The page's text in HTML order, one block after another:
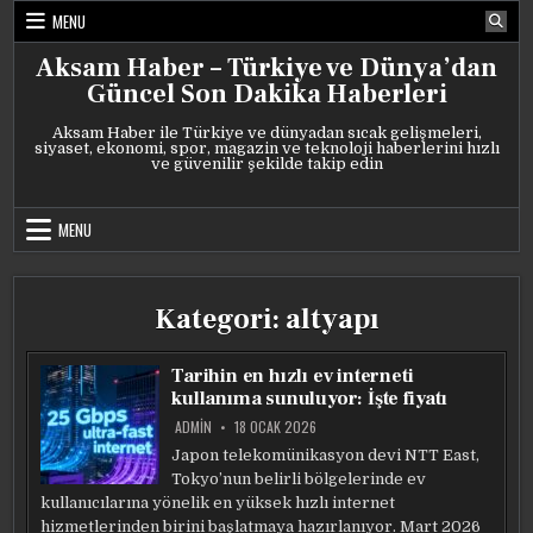
Skip
content
MENU
Aksam Haber – Türkiye ve Dünya’dan
Güncel Son Dakika Haberleri
Aksam Haber ile Türkiye ve dünyadan sıcak gelişmeleri,
siyaset, ekonomi, spor, magazin ve teknoloji haberlerini hızlı
ve güvenilir şekilde takip edin
MENU
Kategori: altyapı
Tarihin en hızlı ev interneti
kullanıma sunuluyor: İşte fiyatı
ADMIN 18 OCAK 2026
Japon telekomünikasyon devi NTT East,
Tokyo’nun belirli bölgelerinde ev
kullanıcılarına yönelik en yüksek hızlı internet
hizmetlerinden birini başlatmaya hazırlanıyor. Mart 2026